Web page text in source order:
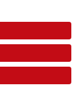
ou d’envoi en sus,
un prix plus élevé.
Mentions légales